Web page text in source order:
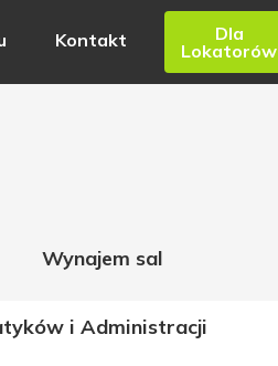
Kontakt
Dla
Lokatorów
Wynajem sal
i Administracji